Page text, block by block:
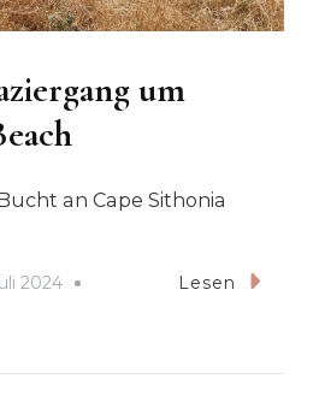
um
an Cape Sithonia
2024 Lesen